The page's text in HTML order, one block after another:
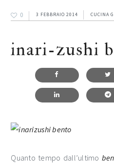
0 3 FEBBRAIO 2014 CUCINA
inari-zushi
Quanto tempo dall’ultimo